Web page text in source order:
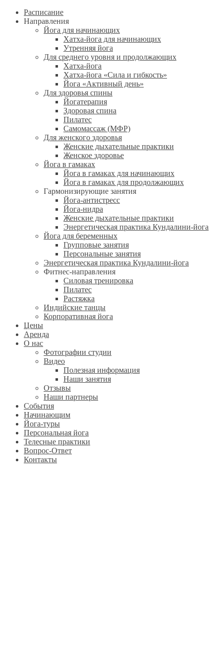
Расписание
Направления
Йога для начинающих
Хатха-йога для начинающих
Утренняя йога
Для среднего уровня и продолжающих
Хатха-йога
Хатха-йога «Сила и гибкость»
Йога «Активный день»
Для здоровья спины
Йогатерапия
Здоровая спина
Пилатес
Самомассаж (МФР)
Для женского здоровья
Женские дыхательные практики
Женское здоровье
Йога в гамаках
Йога в гамаках для начинающих
Йога в гамаках для продолжающих
Гармонизирующие занятия
Йога-антистресс
Йога-нидра
Женские дыхательные практики
Энергетическая практика Кундалини-йога
Йога для беременных
Групповые занятия
Персональные занятия
Энергетическая практика Кундалини-йога
Фитнес-направления
Силовая тренировка
Пилатес
Растяжка
Индийские танцы
Корпоративная йога
Цены
Аренда
О нас
Фотографии студии
Видео
Полезная информация
Наши занятия
Отзывы
Наши партнеры
События
Начинающим
Йога-туры
Персональная йога
Телесные практики
Вопрос-Ответ
Контакты